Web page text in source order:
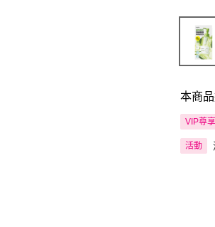
本商
VIP尊享
活動